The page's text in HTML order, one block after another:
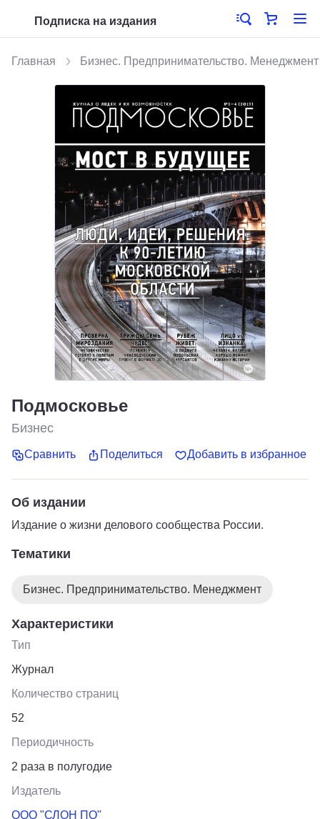
Подписка на издания
Главная Бизнес. Предпринимательство. Менеджмент
Подмосковье
Бизнес
Сравнить Поделиться Добавить в избранное
Об издании
Издание о жизни делового сообщества России.
Тематики
Бизнес. Предпринимательство. Менеджмент
Характеристики
Тип
Журнал
Количество страниц
52
Периодичность
2 раза в полугодие
Издатель
ООО "СЛОН ПО"